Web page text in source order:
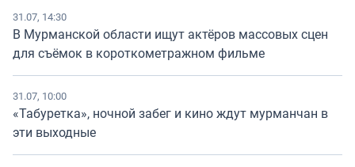
31.07, 14:30
В Мурманской области ищут актёров массовых сцен
для съёмок в короткометражном фильме
31.07, 10:00
«Табуретка», ночной забег и кино ждут мурманчан в
эти выходные